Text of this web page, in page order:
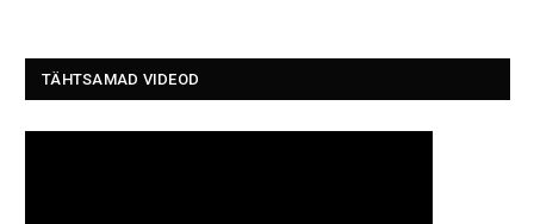
TÄHTSAMAD VIDEOD